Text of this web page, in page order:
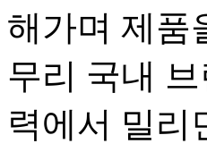
해가며 제품
무리 국내
력에서 밀리